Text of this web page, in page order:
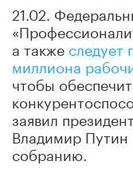
21.02.
а также следует
миллиона
чтобы
заявил
Владимир
собранию.